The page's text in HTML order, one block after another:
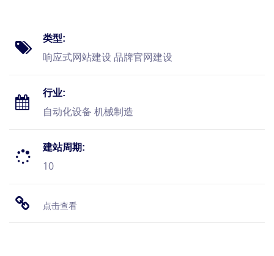
类型:
响应式网站建设 品牌官网建设
行业:
自动化设备 机械制造
建站周期:
10
点击查看